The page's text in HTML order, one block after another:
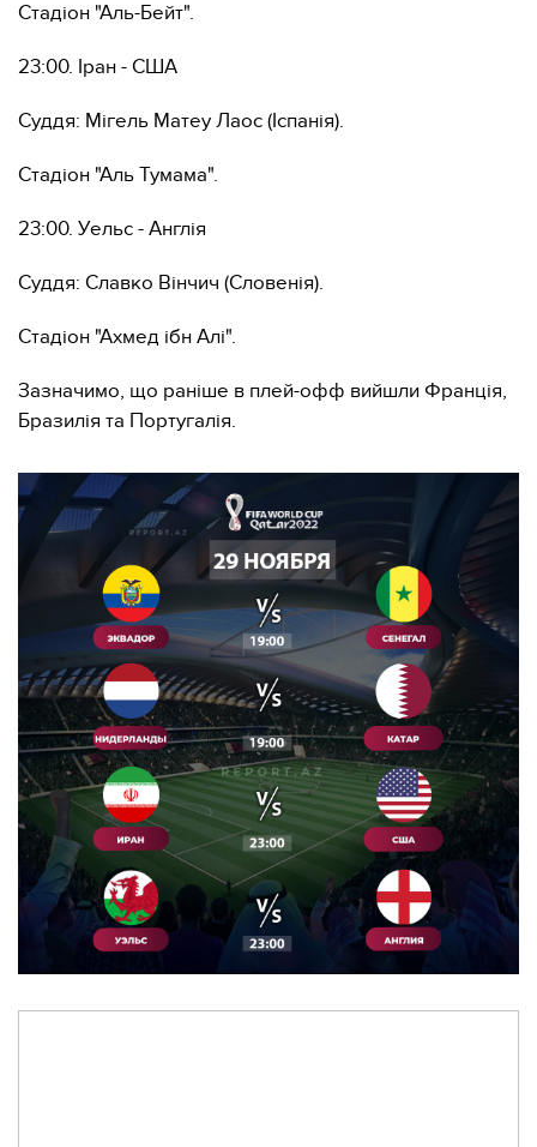
Стадіон "Аль-Бейт".
23:00. Іран - США
Суддя: Мігель Матеу Лаос (Іспанія).
Стадіон "Аль Тумама".
23:00. Уельс - Англія
Суддя: Славко Вінчич (Словенія).
Стадіон "Ахмед ібн Алі".
Зазначимо, що раніше в плей-офф вийшли Франція,
Бразилія та Португалія.